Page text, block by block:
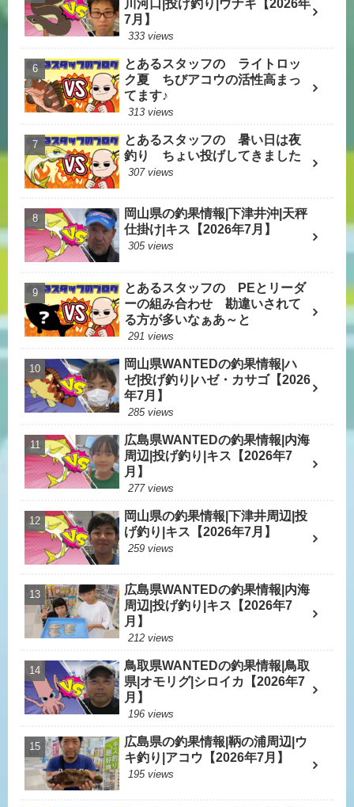
川河口|投げ釣り|ウナギ【2026年
7月】
333 views
とあるスタッフの ライトロッ
ク夏 ちびアコウの活性高まっ
てます♪
313 views
とあるスタッフの 暑い日は夜
釣り ちょい投げしてきました
307 views
岡山県の釣果情報|下津井沖|天秤
仕掛け|キス【2026年7月】
305 views
とあるスタッフの PEとリーダ
ーの組み合わせ 勘違いされて
る方が多いなぁあ～と
291 views
岡山県WANTEDの釣果情報|ハ
ゼ|投げ釣り|ハゼ・カサゴ【2026
年7月】
285 views
広島県WANTEDの釣果情報|内海
周辺|投げ釣り|キス【2026年7
月】
277 views
岡山県の釣果情報|下津井周辺|投
げ釣り|キス【2026年7月】
259 views
広島県WANTEDの釣果情報|内海
周辺|投げ釣り|キス【2026年7
月】
212 views
鳥取県WANTEDの釣果情報|鳥取
県|オモリグ|シロイカ【2026年7
月】
196 views
広島県の釣果情報|鞆の浦周辺|ウ
キ釣り|アコウ【2026年7月】
195 views